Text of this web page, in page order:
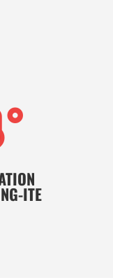
ITE